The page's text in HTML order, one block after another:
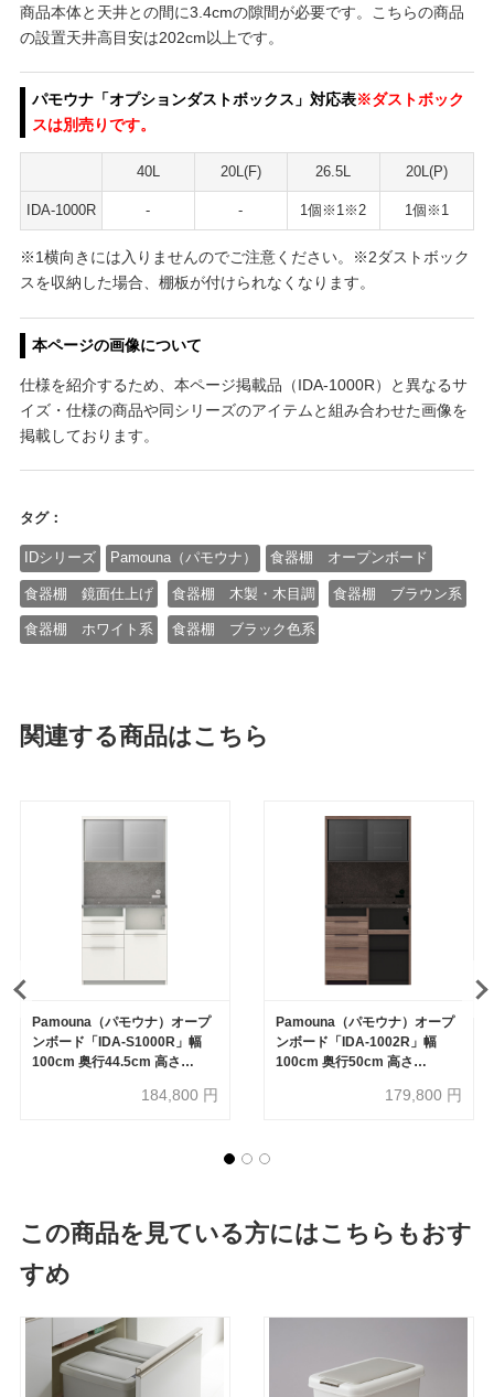
商品本体と天井との間に3.4cmの隙間が必要です。こちらの商品
の設置天井高目安は202cm以上です。
パモウナ「オプションダストボックス」対応表※ダストボック
スは別売りです。
40L 20L(F) 26.5L 20L(P)
IDA-1000R - - 1個※1※2 1個※1
※1横向きには入りませんのでご注意ください。※2ダストボック
スを収納した場合、棚板が付けられなくなります。
本ページの画像について
仕様を紹介するため、本ページ掲載品（IDA-1000R）と異なるサ
イズ・仕様の商品や同シリーズのアイテムと組み合わせた画像を
掲載しております。
タグ：
IDシリーズ Pamouna（パモウナ） 食器棚 オープンボード
食器棚 鏡面仕上げ 食器棚 木製・木目調 食器棚 ブラウン系
食器棚 ホワイト系 食器棚 ブラック色系
関連する商品はこちら
Pamouna（パモウナ）オープ
ンボード「IDA-S1000R」幅
100cm 奥行44.5cm 高さ
収納下引出しタイプ 全3色
184,800 円
Pamouna（パモウナ）オープ
ンボード「IDA-1002R」幅
100cm 奥行50cm 高さ
収納下オープンタイプ 全3色
179,800 円
この商品を見ている方にはこちらもおす
すめ